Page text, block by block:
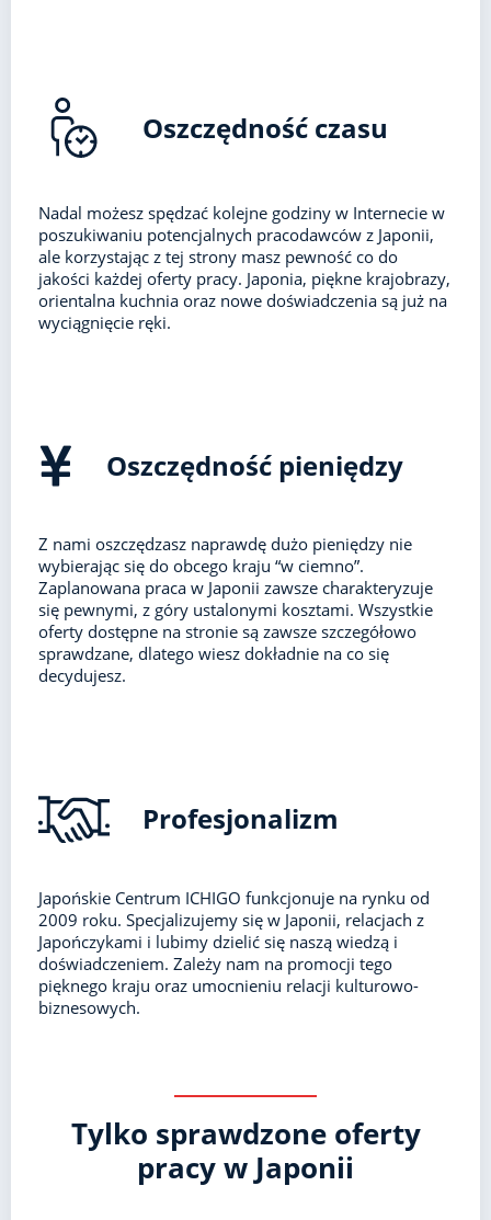
Oszczędność czasu
Nadal możesz spędzać kolejne godziny w Internecie w
poszukiwaniu potencjalnych pracodawców z Japonii,
ale korzystając z tej strony masz pewność co do
jakości każdej oferty pracy. Japonia, piękne krajobrazy,
orientalna kuchnia oraz nowe doświadczenia są już na
wyciągnięcie ręki.
Oszczędność pieniędzy
Z nami oszczędzasz naprawdę dużo pieniędzy nie
wybierając się do obcego kraju “w ciemno”.
Zaplanowana praca w Japonii zawsze charakteryzuje
się pewnymi, z góry ustalonymi kosztami. Wszystkie
oferty dostępne na stronie są zawsze szczegółowo
sprawdzane, dlatego wiesz dokładnie na co się
decydujesz.
Profesjonalizm
Japońskie Centrum ICHIGO funkcjonuje na rynku od
2009 roku. Specjalizujemy się w Japonii, relacjach z
Japończykami i lubimy dzielić się naszą wiedzą i
doświadczeniem. Zależy nam na promocji tego
pięknego kraju oraz umocnieniu relacji kulturowo-
biznesowych.
Tylko sprawdzone oferty
pracy w Japonii